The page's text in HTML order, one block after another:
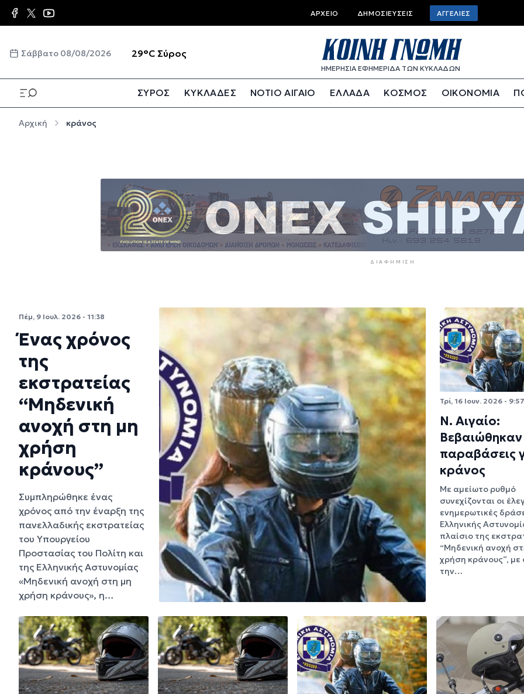
Παράκαμψη προς το κυρίως περιεχόμενο Top bar menu
ΑΡΧΕΊΟ ΔΗΜΟΣΙΕΎΣΕΙΣ ΑΓΓΕΛΊΕΣ
Σάββατο 08/08/2026 29°C Σύρος
ΗΜΕΡΗΣΙΑ ΕΦΗΜΕΡΙΔΑ ΤΩΝ ΚΥΚΛΑΔΩΝ
ΣΥΡΟΣ ΚΥΚΛΑΔΕΣ ΝΟΤΙΟ ΑΙΓΑΙΟ ΕΛΛΑΔΑ ΚΟΣΜΟΣ ΟΙΚΟΝΟΜΙΑ
Αρχική κράνος
ΔΙΑΦΉΜΙΣΗ
Πέμ, 9 Ιουλ. 2026 - 11:38
Ένας χρόνος
της
εκστρατείας
“Μηδενική
ανοχή στη μη
χρήση
κράνους”
Συμπληρώθηκε ένας
χρόνος από την έναρξη της
πανελλαδικής εκστρατείας
του Υπουργείου
Προστασίας του Πολίτη και
της Ελληνικής Αστυνομίας
«Μηδενική ανοχή στη μη
χρήση κράνους», η…
Τρί, 16 Ιουν. 2026 - 9:57
Ν. Αιγαίο:
παραβάσεις
κράνος
Με αμείωτο ρυθμό
συνεχίζονται οι
ενημερωτικές
Ελληνικής
πλαίσιο της
“Μηδενική ανοχή
χρήση κράνους”,
την…